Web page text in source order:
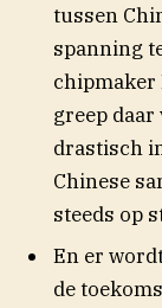
tussen
spanning
chipmaker
greep
drastisch
Chinese
steeds op
En er
de